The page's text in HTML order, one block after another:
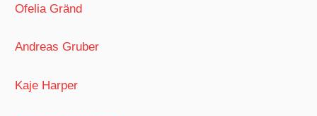
Ofelia Gränd
Andreas Gruber
Kaje Harper